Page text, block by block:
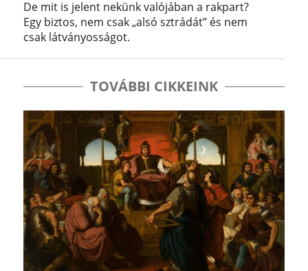
De mit is jelent nekünk valójában a rakpart?
Egy biztos, nem csak „alsó sztrádát” és nem
csak látványosságot.
TOVÁBBI CIKKEINK